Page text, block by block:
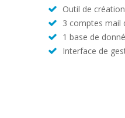
Outil de
3 comptes mail
1 base de
Interface de